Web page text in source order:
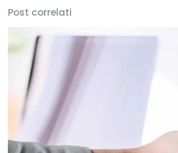
Post correlati